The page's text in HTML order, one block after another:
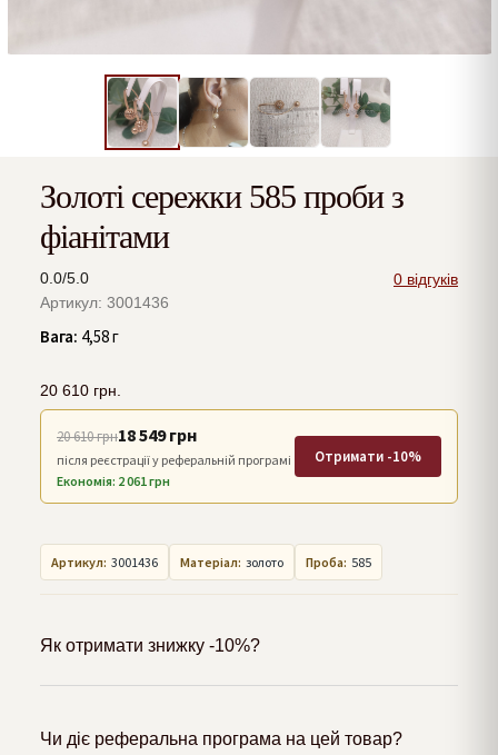
Золоті сережки 585 проби з
фіанітами
0.0/5.0
0 відгуків
Артикул: 3001436
Вага: 4,58 г
20 610 грн.
20 610 грн18 549 грн
після реєстрації у реферальній програмі
Економія: 2 061 грн
Отримати -10%
Артикул: 3001436 Матеріал: золото Проба: 585
Як отримати знижку -10%?
Чи діє реферальна програма на цей товар?